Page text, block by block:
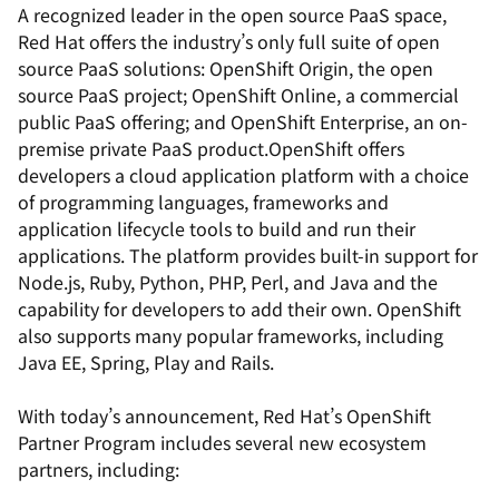
A recognized leader in the open source PaaS space,
Red Hat offers the industry’s only full suite of open
source PaaS solutions: OpenShift Origin, the open
source PaaS project; OpenShift Online, a commercial
public PaaS offering; and OpenShift Enterprise, an on-
premise private PaaS product.OpenShift offers
developers a cloud application platform with a choice
of programming languages, frameworks and
application lifecycle tools to build and run their
applications. The platform provides built-in support for
Node.js, Ruby, Python, PHP, Perl, and Java and the
capability for developers to add their own. OpenShift
also supports many popular frameworks, including
Java EE, Spring, Play and Rails.
With today’s announcement, Red Hat’s OpenShift
Partner Program includes several new ecosystem
partners, including: